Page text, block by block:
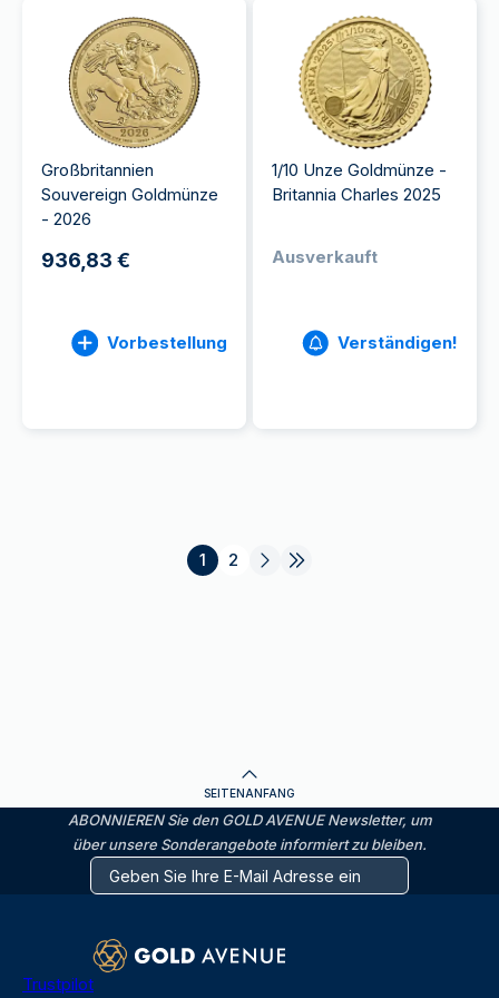
Großbritannien
Souvereign Goldmünze
- 2026
936,83 €
Vorbestellung
1/10 Unze Goldmünze -
Britannia Charles 2025
Ausverkauft
Verständigen!
1 2
SEITENANFANG
ABONNIEREN Sie den GOLD AVENUE Newsletter, um
über unsere Sonderangebote informiert zu bleiben.
Trustpilot